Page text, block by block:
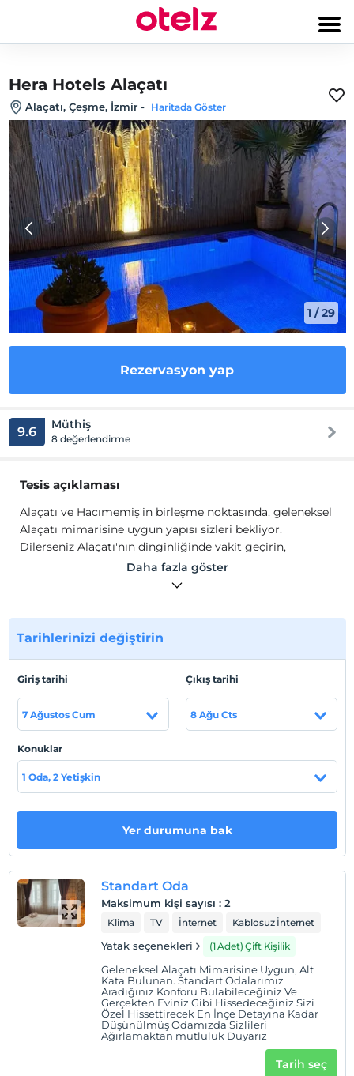
Hera Hotels Alaçatı
Alaçatı, Çeşme, İzmir - Haritada Göster
1 /29
Rezervasyon yap
9.6 Müthiş
8 değerlendirme
Tesis açıklaması
Alaçatı ve Hacımemiş'in birleşme noktasında, geleneksel
Alaçatı mimarisine uygun yapısı sizleri bekliyor.
Dilerseniz Alaçatı'nın dinginliğinde vakit geçirin,
dilerseniz Hacımemiş'in eğlence hayatına kendinizi
unutulmaz bir tatil! Alaçatı’nın hareketli yaşamına
yakınlığı ve huzura açılan kapı geleneksel Alaçatı
dinginliğinde vakit geçirebilir, dilerseniz kendinizi
Hacımemiş'in eğlence hayatına kaptırabilirsiniz.
Odalarımız her biri özenle geleneksel Alaçatı mimarisine
ağırlamaktan memnuniyet duyarız.
Tesis lokasyon bilgileri
İzmir, Çeşme, Alaçatı içinde bulunuyoruz.
Otel koşulları
En erken saat 14:00 ve sonrası
En geç saat 12:00 ve öncesi
Daha fazla göster
Tarihlerinizi değiştirin
Giriş tarihi
7 Ağustos Cum
Çıkış tarihi
8 Ağu Cts
Konuklar
1 Oda, 2 Yetişkin
Yer durumuna bak
Standart Oda
Maksimum kişi sayısı : 2
Klima TV İnternet Kablosuz İnternet
Yatak seçenekleri (1 Adet) Çift Kişilik
Geleneksel Alaçatı Mimarisine Uygun, Alt
Kata Bulunan. Standart Odalarımız
Aradığınız Konforu Bulabileceğiniz Ve
Gerçekten Eviniz Gibi Hissedeceğiniz Sizi
Özel Hissettirecek En İnçe Detayına Kadar
Düşünülmüş Odamızda Sizlileri
Ağırlamaktan mutluluk Duyarız
Tarih seç